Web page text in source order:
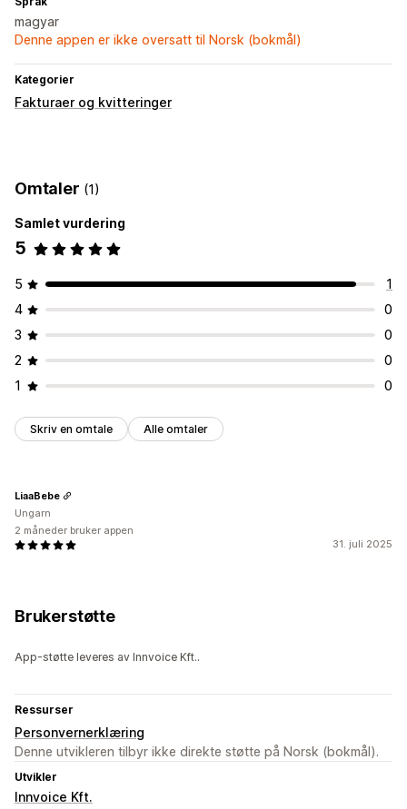
magyar
Denne appen er ikke oversatt til Norsk (bokmål)
Kategorier
Fakturaer og kvitteringer
Omtaler (1)
Samlet vurdering
5
5
1
4
0
3
0
2
0
1
0
Skriv en omtale Alle omtaler
31. juli 2025
LiaaBebe
Ungarn
2 måneder bruker appen
Brukerstøtte
App-støtte leveres av Innvoice Kft..
Ressurser
Personvernerklæring
Denne utvikleren tilbyr ikke direkte støtte på Norsk (bokmål).
Utvikler
Innvoice Kft.